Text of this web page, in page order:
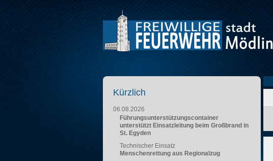
Kürzlich
06.08.2026
Führungsunterstützungscontainer
unterstützt Einsatzleitung beim Großbrand in
St. Egyden
Technischer Einsatz
Menschenrettung aus Regionalzug